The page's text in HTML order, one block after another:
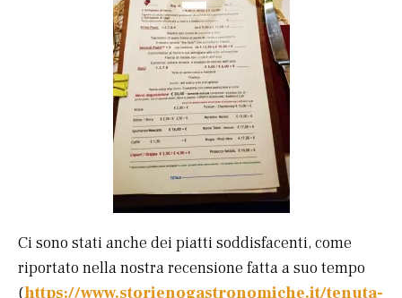
Ci sono stati anche dei piatti soddisfacenti, come
riportato nella nostra recensione fatta a suo tempo
(https://www.storienogastronomiche.it/tenuta-